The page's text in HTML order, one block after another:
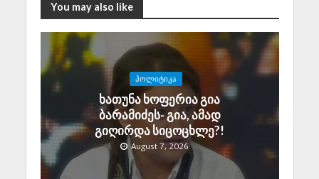
You may also like
ᲞᲝᲚᲘᲢᲘᲙᲐ
ხათუნა ხოფერია გია
ბარამიძეს- გია, ამად
გიღირდა სიცოცხლე?!
August 7, 2026